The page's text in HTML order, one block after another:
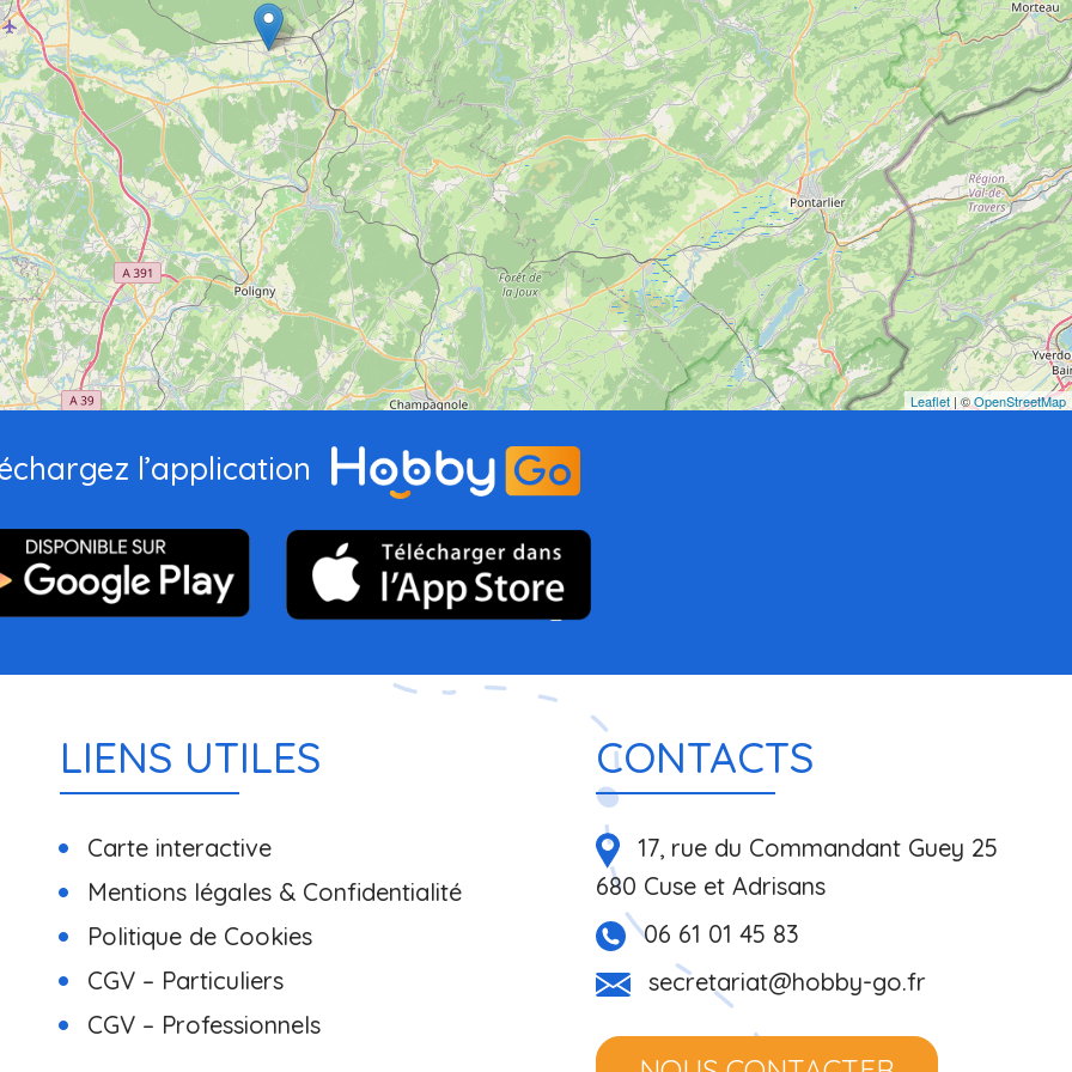
Leaflet | ©OpenStreetMap
l’application
LIENS UTILES
Carte interactive
Mentions légales & Confidentialité
Politique de Cookies
CGV – Particuliers
CGV – Professionnels
CONTACTS
17, rue du Commandant Guey 25
680 Cuse et Adrisans
06 61 01 45 83
secretariat@hobby-go.fr